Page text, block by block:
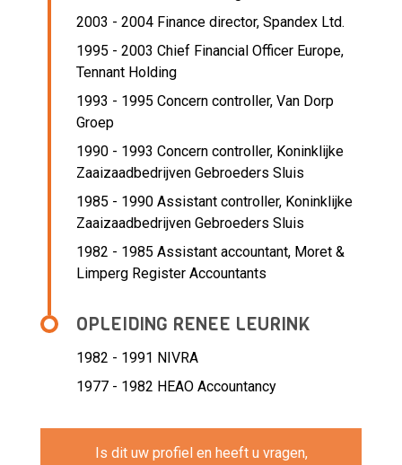
2003 - 2004 Finance director, Spandex Ltd.
1995 - 2003 Chief Financial Officer Europe,
Tennant Holding
1993 - 1995 Concern controller, Van Dorp
Groep
1990 - 1993 Concern controller, Koninklijke
Zaaizaadbedrijven Gebroeders Sluis
1985 - 1990 Assistant controller, Koninklijke
Zaaizaadbedrijven Gebroeders Sluis
1982 - 1985 Assistant accountant, Moret &
Limperg Register Accountants
OPLEIDING RENEE LEURINK
1982 - 1991 NIVRA
1977 - 1982 HEAO Accountancy
Is dit uw profiel en heeft u vragen,